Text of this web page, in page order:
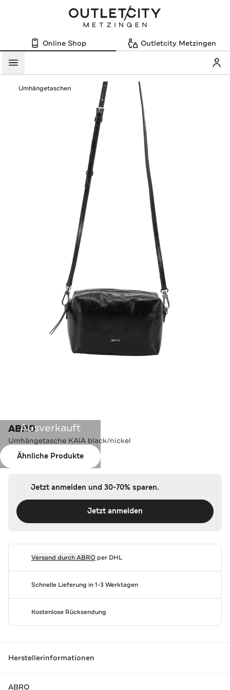
Online Shop Outletcity Metzingen
Menü
Umhängetaschen
Ausverkauft
Ähnliche Produkte
ABRO
Umhängetasche KAIA black/nickel
Farbe:black/nickel
Jetzt anmelden und 30-70% sparen.
Jetzt anmelden
Versand durchABROper DHL
Schnelle Lieferung in 1-3 Werktagen
Kostenlose Rücksendung
Herstellerinformationen
ABRO